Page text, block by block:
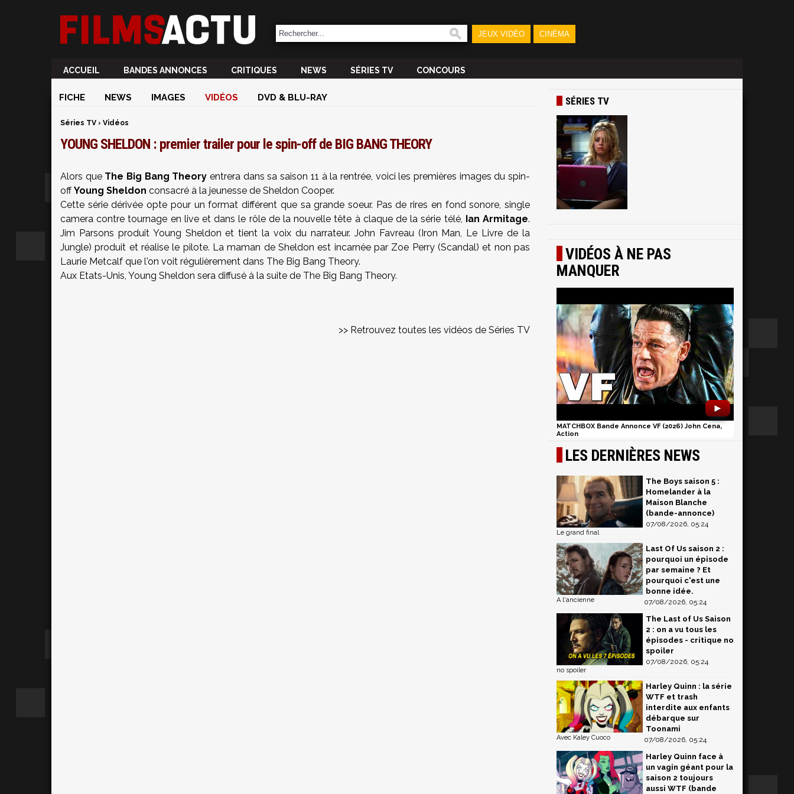
JEUX VIDÉO CINÉMA
ACCUEIL BANDES ANNONCES CRITIQUES NEWS SÉRIES TV CONCOURS
FICHE NEWS IMAGES VIDÉOS DVD & BLU-RAY
Séries TV › Vidéos
YOUNG SHELDON : premier trailer pour le spin-off de BIG BANG THEORY
Alors que The Big Bang Theory entrera dans sa saison 11 à la rentrée, voici les premières images du spin-
offYoung Sheldon consacré à la jeunesse de Sheldon Cooper.
Cette série dérivée opte pour un format différent que sa grande soeur. Pas de rires en fond sonore, single
camera contre tournage en live et dans le rôle de la nouvelle tête à claque de la série télé, Ian Armitage.
Jim Parsons produit Young Sheldon et tient la voix du narrateur. John Favreau (Iron Man, Le Livre de la
Jungle) produit et réalise le pilote. La maman de Sheldon est incarnée par Zoe Perry (Scandal) et non pas
Laurie Metcalf que l'on voit régulièrement dans The Big Bang Theory.
Aux Etats-Unis, Young Sheldon sera diffusé à la suite de The Big Bang Theory.
>> Retrouvez toutes les vidéos de Séries TV
SÉRIES TV
VIDÉOS À NE PAS
MANQUER
►
MATCHBOX Bande Annonce VF (2026) John Cena,
Action
LES DERNIÈRES NEWS
The Boys saison 5 :
Homelander à la
Maison Blanche
(bande-annonce)
07/08/2026, 05:24
Le grand final
Last Of Us saison 2 :
pourquoi un épisode
par semaine ? Et
pourquoi c'est une
bonne idée.
07/08/2026, 05:24
A l'ancienne
The Last of Us Saison
2 : on a vu tous les
épisodes - critique no
spoiler
07/08/2026, 05:24
no spoiler
Harley Quinn : la série
WTF et trash
interdite aux enfants
débarque sur
Toonami
07/08/2026, 05:24
Avec Kaley Cuoco
Harley Quinn face à
un vagin géant pour la
saison 2 toujours
aussi WTF (bande